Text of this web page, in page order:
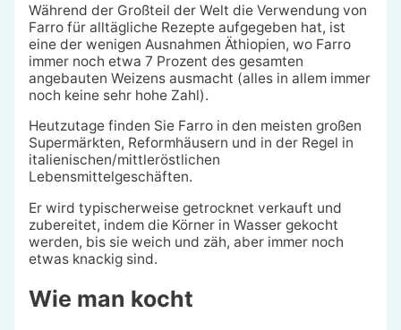
Während der Großteil der Welt die Verwendung von
Farro für alltägliche Rezepte aufgegeben hat, ist
eine der wenigen Ausnahmen Äthiopien, wo Farro
immer noch etwa 7 Prozent des gesamten
angebauten Weizens ausmacht (alles in allem immer
noch keine sehr hohe Zahl).
Heutzutage finden Sie Farro in den meisten großen
Supermärkten, Reformhäusern und in der Regel in
italienischen/mittleröstlichen
Lebensmittelgeschäften.
Er wird typischerweise getrocknet verkauft und
zubereitet, indem die Körner in Wasser gekocht
werden, bis sie weich und zäh, aber immer noch
etwas knackig sind.
Wie man kocht